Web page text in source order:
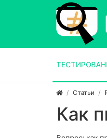
Статьи
Как